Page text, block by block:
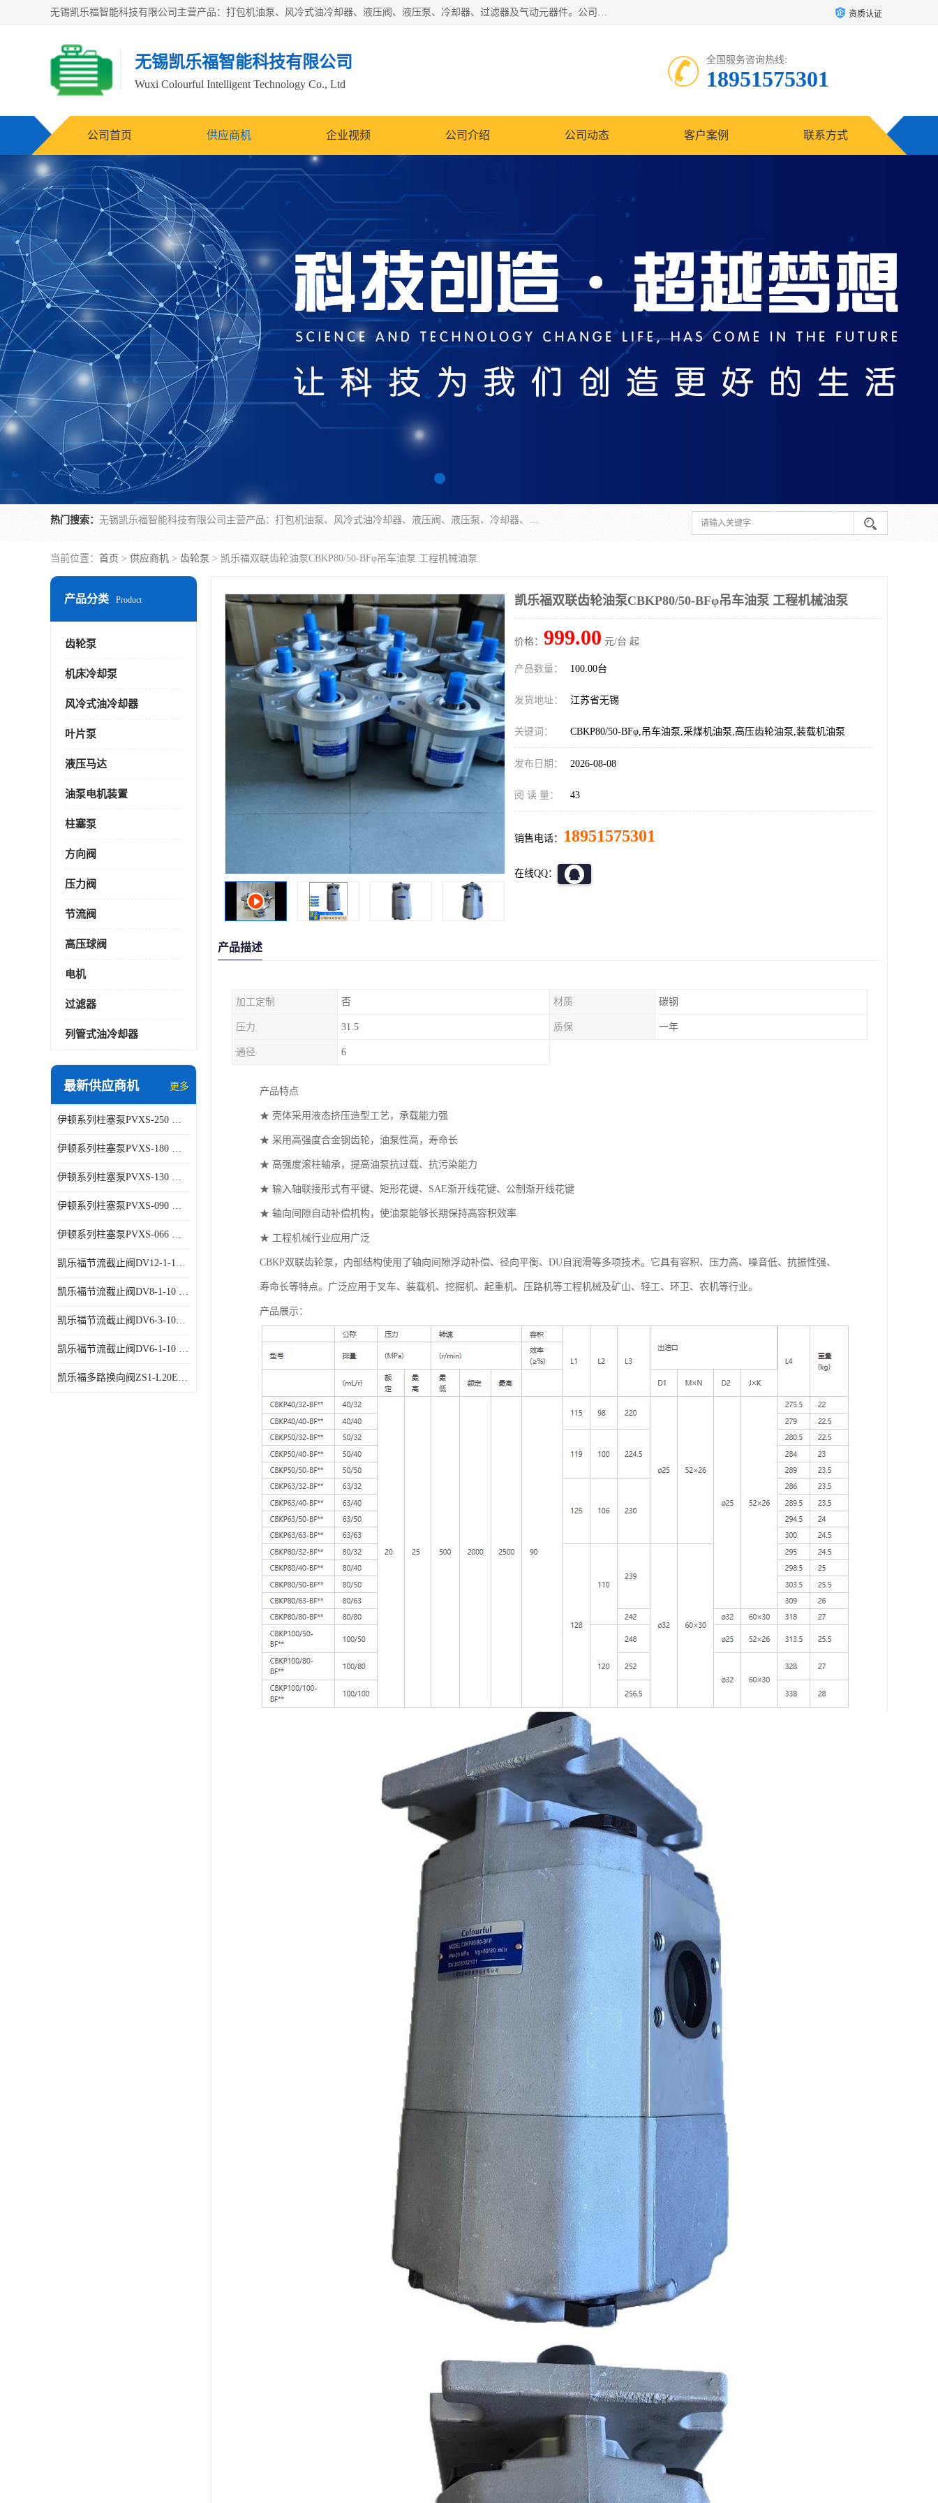
无锡凯乐福智能科技有限公司主营产品：打包机油泵、风冷式油冷却器、液压阀、液压泵、冷却器、过滤器及气动元器件。公司主导生产齿轮泵、齿轮马达、液压阀等产品。共计100多个系列、3000余种规格。覆盖了液压系统的动力元件、控制元件和执行元件，具备较强的成套供货、服务能力。 资质认证
无锡凯乐福智能科技有限公司
Wuxi Colourful Intelligent Technology Co., Ltd
全国服务咨询热线:
18951575301
公司首页 供应商机 企业视频 公司介绍 公司动态 客户案例 联系方式
热门搜索： 无锡凯乐福智能科技有限公司主营产品：打包机油泵、风冷式油冷却器、液压阀、液压泵、冷却器、过滤器及气动元器件。公司主导生产齿轮泵、齿轮马达、液压阀等产品。共计100多个系列、3000余种规格。覆盖了液压系统的动力元件、控制元件和执行元件，具备较强的成套供货、服务能力。
当前位置： 首页 > 供应商机 > 齿轮泵 > 凯乐福双联齿轮油泵CBKP80/50-BFφ吊车油泵 工程机械油泵
产品分类 Product
齿轮泵
机床冷却泵
风冷式油冷却器
叶片泵
液压马达
油泵电机装置
柱塞泵
方向阀
压力阀
节流阀
高压球阀
电机
过滤器
列管式油冷却器
最新供应商机 更多
伊顿系列柱塞泵PVXS-250 钢铁厂液压系统增压油泵
伊顿系列柱塞泵PVXS-180 钢铁厂液压系统增压油泵
伊顿系列柱塞泵PVXS-130 钢铁厂液压系统增压油泵
伊顿系列柱塞泵PVXS-090 钢铁厂液压系统增压油泵
伊顿系列柱塞泵PVXS-066 钢铁厂液压系统增压油泵
凯乐福节流截止阀DV12-1-10 液压站节流阀
凯乐福节流截止阀DV8-1-10 液压站节流阀
凯乐福节流截止阀DV6-3-10液压站节流阀
凯乐福节流截止阀DV6-1-10 液压站节流阀
凯乐福多路换向阀ZS1-L20E-OT多路阀厂家
凯乐福双联齿轮油泵CBKP80/50-BFφ吊车油泵 工程机械油泵
价格： 999.00 元/台 起
产品数量： 100.00台
发货地址： 江苏省无锡
关键词： CBKP80/50-BFφ,吊车油泵,采煤机油泵,高压齿轮油泵,装载机油泵
发布日期： 2026-08-08
阅 读 量： 43
销售电话： 18951575301
在线QQ：
产品描述
加工定制 否 材质 碳钢
压力 31.5 质保 一年
通径 6
产品特点
★ 壳体采用液态挤压造型工艺，承载能力强
★ 采用高强度合金钢齿轮，油泵性高，寿命长
★ 高强度滚柱轴承，提高油泵抗过载、抗污染能力
★ 输入轴联接形式有平键、矩形花键、SAE渐开线花键、公制渐开线花键
★ 轴向间隙自动补偿机构，使油泵能够长期保持高容积效率
★ 工程机械行业应用广泛
CBKP双联齿轮泵，内部结构使用了轴向间隙浮动补偿、径向平衡、DU自润滑等多项技术。它具有容积、压力高、噪音低、抗振性强、
寿命长等特点。广泛应用于叉车、装载机、挖掘机、起重机、压路机等工程机械及矿山、轻工、环卫、农机等行业。
产品展示：